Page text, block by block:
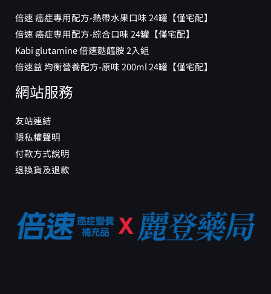
倍速 癌症專用配方-熱帶水果口味 24罐【僅宅配】
倍速 癌症專用配方-綜合口味 24罐【僅宅配】
Kabi glutamine 倍速麩醯胺 2入組
倍速益 均衡營養配方-原味 200ml 24罐【僅宅配】
網站服務
友站連結
隱私權聲明
付款方式說明
退換貨及退款